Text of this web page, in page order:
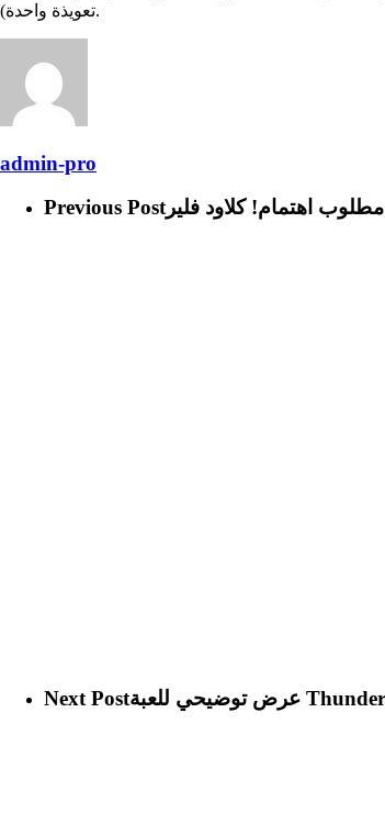
تعويذة واحدة).
admin-pro
Previous Postمطلوب اهتمام! كلاود فلير
Next Post